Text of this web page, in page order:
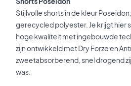
Stijlvolle shorts in de kleur
gerecycled polyester. Je krijgt hier
hoge kwaliteit met ingebouwde
zijn ontwikkeld met Dry Forze en
zweetabsorberend, snel drogend
was.